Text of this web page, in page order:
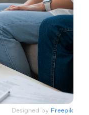
Designed by Freepik